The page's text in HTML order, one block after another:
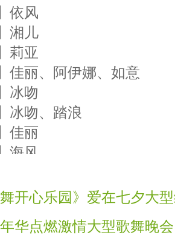
媚------歌曲【走在幸福
依风
湘儿
莉亚
佳丽、阿伊娜、如意
冰吻
冰吻、踏浪
佳丽
海风
紫薇、北方、蓝月、七七
湘儿
全体管理
全体管理人员
舞开心乐园》爱在七夕大
华点燃激情大型歌舞晚会